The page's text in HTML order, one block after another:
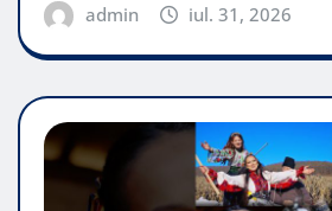
admin iul. 31, 2026